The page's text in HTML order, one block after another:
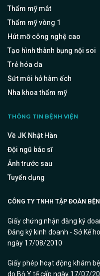
Thẩm mỹ mắt
Thẩm mỹ vòng 1
Hút mỡ công nghệ cao
Tạo hình thành bụng nội soi
Trẻ hóa da
Sứt môi hở hàm ếch
Nha khoa thẩm mỹ
THÔNG TIN BỆNH VIỆN
Về JK Nhật Hàn
Đội ngũ bác sĩ
Ảnh trước sau
Tuyển dụng
CÔNG TY TNHH TẬP ĐOÀN
Giấy chứng nhận đăng ký
Đăng ký kinh doanh - Sở Kế
ngày 17/08/2010
Giấy phép hoạt động khám
do Bộ Y tế cấp ngày 17/07/